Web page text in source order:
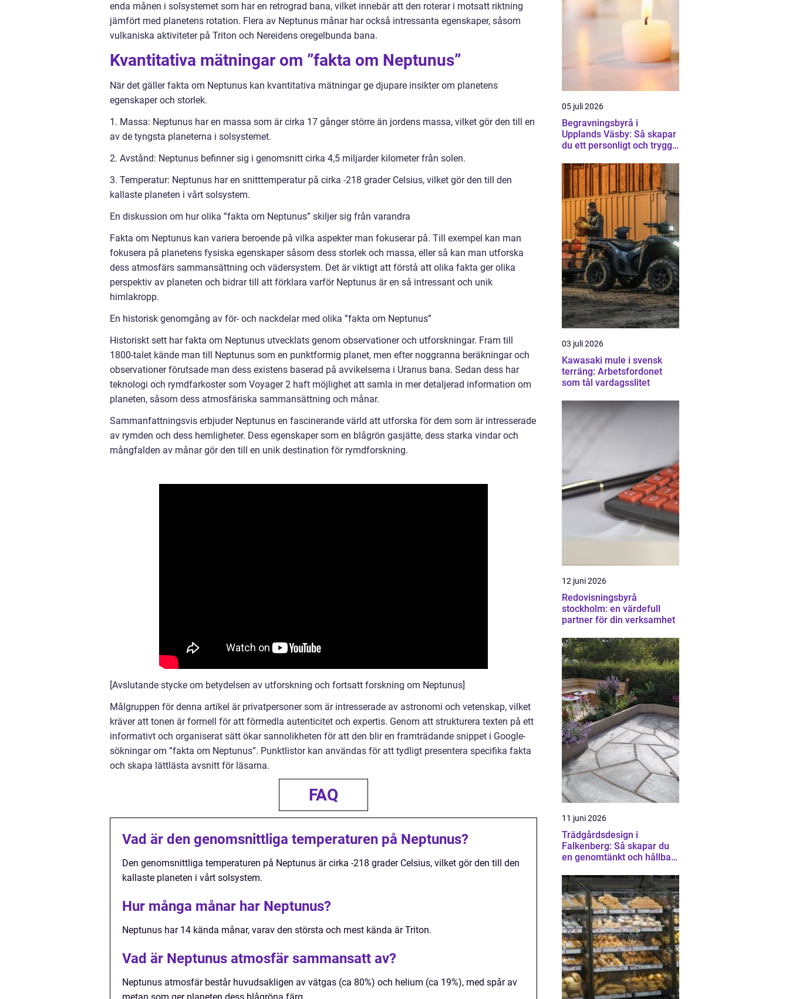
enda månen i solsystemet som har en retrograd bana, vilket innebär att den roterar i motsatt riktning
jämfört med planetens rotation. Flera av Neptunus månar har också intressanta egenskaper, såsom
vulkaniska aktiviteter på Triton och Nereidens oregelbunda bana.
Kvantitativa mätningar om ”fakta om Neptunus”
När det gäller fakta om Neptunus kan kvantitativa mätningar ge djupare insikter om planetens
egenskaper och storlek.
1. Massa: Neptunus har en massa som är cirka 17 gånger större än jordens massa, vilket gör den till en
av de tyngsta planeterna i solsystemet.
2. Avstånd: Neptunus befinner sig i genomsnitt cirka 4,5 miljarder kilometer från solen.
3. Temperatur: Neptunus har en snitttemperatur på cirka -218 grader Celsius, vilket gör den till den
kallaste planeten i vårt solsystem.
En diskussion om hur olika ”fakta om Neptunus” skiljer sig från varandra
Fakta om Neptunus kan variera beroende på vilka aspekter man fokuserar på. Till exempel kan man
fokusera på planetens fysiska egenskaper såsom dess storlek och massa, eller så kan man utforska
dess atmosfärs sammansättning och vädersystem. Det är viktigt att förstå att olika fakta ger olika
perspektiv av planeten och bidrar till att förklara varför Neptunus är en så intressant och unik
himlakropp.
En historisk genomgång av för- och nackdelar med olika ”fakta om Neptunus”
Historiskt sett har fakta om Neptunus utvecklats genom observationer och utforskningar. Fram till
1800-talet kände man till Neptunus som en punktformig planet, men efter noggranna beräkningar och
observationer förutsade man dess existens baserad på avvikelserna i Uranus bana. Sedan dess har
teknologi och rymdfarkoster som Voyager 2 haft möjlighet att samla in mer detaljerad information om
planeten, såsom dess atmosfäriska sammansättning och månar.
Sammanfattningsvis erbjuder Neptunus en fascinerande värld att utforska för dem som är intresserade
av rymden och dess hemligheter. Dess egenskaper som en blågrön gasjätte, dess starka vindar och
mångfalden av månar gör den till en unik destination för rymdforskning.
[Avslutande stycke om betydelsen av utforskning och fortsatt forskning om Neptunus]
Målgruppen för denna artikel är privatpersoner som är intresserade av astronomi och vetenskap, vilket
kräver att tonen är formell för att förmedla autenticitet och expertis. Genom att strukturera texten på ett
informativt och organiserat sätt ökar sannolikheten för att den blir en framträdande snippet i Google-
sökningar om ”fakta om Neptunus”. Punktlistor kan användas för att tydligt presentera specifika fakta
och skapa lättlästa avsnitt för läsarna.
FAQ
Vad är den genomsnittliga temperaturen på Neptunus?
Den genomsnittliga temperaturen på Neptunus är cirka -218 grader Celsius, vilket gör den till den
kallaste planeten i vårt solsystem.
Hur många månar har Neptunus?
Neptunus har 14 kända månar, varav den största och mest kända är Triton.
Vad är Neptunus atmosfär sammansatt av?
Neptunus atmosfär består huvudsakligen av vätgas (ca 80%) och helium (ca 19%), med spår av
05 juli 2026
Begravningsbyrå i
Upplands Väsby: Så skapar
du ett personligt och tryggt
03 juli 2026
Kawasaki mule i svensk
terräng: Arbetsfordonet
som tål vardagsslitet
12 juni 2026
Redovisningsbyrå
stockholm: en värdefull
partner för din verksamhet
11 juni 2026
Trädgårdsdesign i
Falkenberg: Så skapar du
en genomtänkt och hållbar